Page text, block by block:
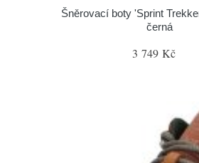
Šněrovací boty 'Sprint
černá
3 749 Kč